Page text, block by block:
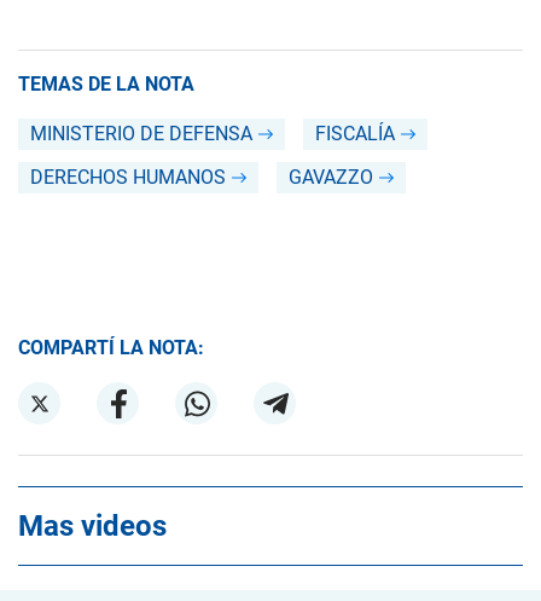
TEMAS DE LA NOTA
MINISTERIO DE DEFENSA
FISCALÍA
DERECHOS HUMANOS
GAVAZZO
COMPARTÍ LA NOTA:
Mas videos